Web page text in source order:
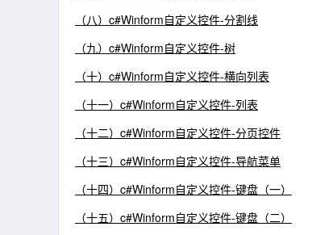
（八）c#Winform自定义控件-分割线
（九）c#Winform自定义控件-树
（十）c#Winform自定义控件-横向列表
（十一）c#Winform自定义控件-列表
（十二）c#Winform自定义控件-分页控件
（十三）c#Winform自定义控件-导航菜单
（十四）c#Winform自定义控件-键盘（一）
（十五）c#Winform自定义控件-键盘（二）